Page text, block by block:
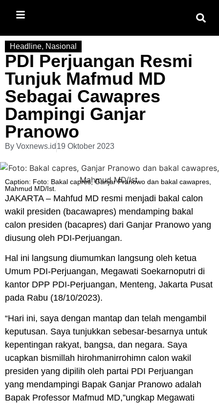
Headline, Nasional
PDI Perjuangan Resmi
Tunjuk Mafmud MD
Sebagai Cawapres
Dampingi Ganjar
Pranowo
By Voxnews.id 19 Oktober 2023
Caption: Foto: Bakal capres, Ganjar Pranowo dan bakal cawapres,
Mahmud MD/Ist.
JAKARTA – Mahfud MD resmi menjadi bakal calon
wakil presiden (bacawapres) mendamping bakal
calon presiden (bacapres) dari Ganjar Pranowo yang
diusung oleh PDI-Perjuangan.
Hal ini langsung diumumkan langsung oleh ketua
Umum PDI-Perjuangan, Megawati Soekarnoputri di
kantor DPP PDI-Perjuangan, Menteng, Jakarta Pusat
pada Rabu (18/10/2023).
“Hari ini, saya dengan mantap dan telah mengambil
keputusan. Saya tunjukkan sebesar-besarnya untuk
kepentingan rakyat, bangsa, dan negara. Saya
ucapkan bismillah hirohmanirrohimn calon wakil
presiden yang dipilih oleh partai PDI Perjuangan
yang mendampingi Bapak Ganjar Pranowo adalah
Bapak Professor Mafmud MD,”ungkap Megawati